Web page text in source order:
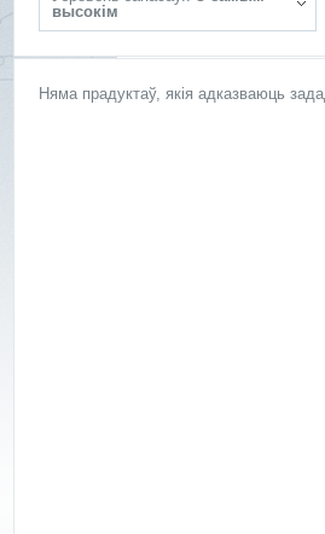
высокім
Няма прадуктаў, якія адказваюць